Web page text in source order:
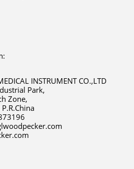
INSTRUMENT CO.,LTD
Park,
Zone,